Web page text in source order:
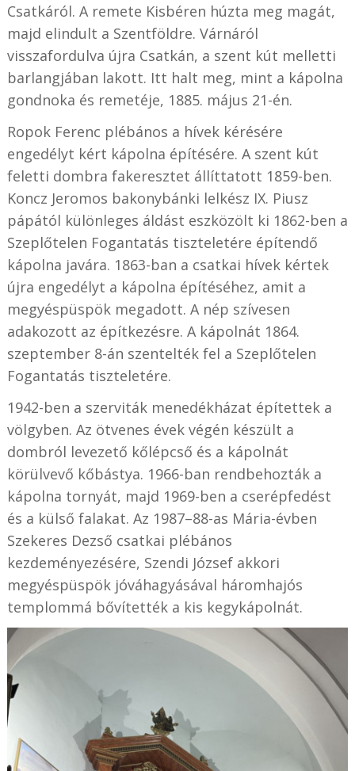
Csatkáról. A remete Kisbéren húzta meg magát,
majd elindult a Szentföldre. Várnáról
visszafordulva újra Csatkán, a szent kút melletti
barlangjában lakott. Itt halt meg, mint a kápolna
gondnoka és remetéje, 1885. május 21-én.
Ropok Ferenc plébános a hívek kérésére
engedélyt kért kápolna építésére. A szent kút
feletti dombra fakeresztet állíttatott 1859-ben.
Koncz Jeromos bakonybánki lelkész IX. Piusz
pápától különleges áldást eszközölt ki 1862-ben a
Szeplőtelen Fogantatás tiszteletére építendő
kápolna javára. 1863-ban a csatkai hívek kértek
újra engedélyt a kápolna építéséhez, amit a
megyéspüspök megadott. A nép szívesen
adakozott az építkezésre. A kápolnát 1864.
szeptember 8-án szentelték fel a Szeplőtelen
Fogantatás tiszteletére.
1942-ben a szerviták menedékházat építettek a
völgyben. Az ötvenes évek végén készült a
dombról levezető kőlépcső és a kápolnát
körülvevő kőbástya. 1966-ban rendbehozták a
kápolna tornyát, majd 1969-ben a cserépfedést
és a külső falakat. Az 1987–88-as Mária-évben
Szekeres Dezső csatkai plébános
kezdeményezésére, Szendi József akkori
megyéspüspök jóváhagyásával háromhajós
templommá bővítették a kis kegykápolnát.